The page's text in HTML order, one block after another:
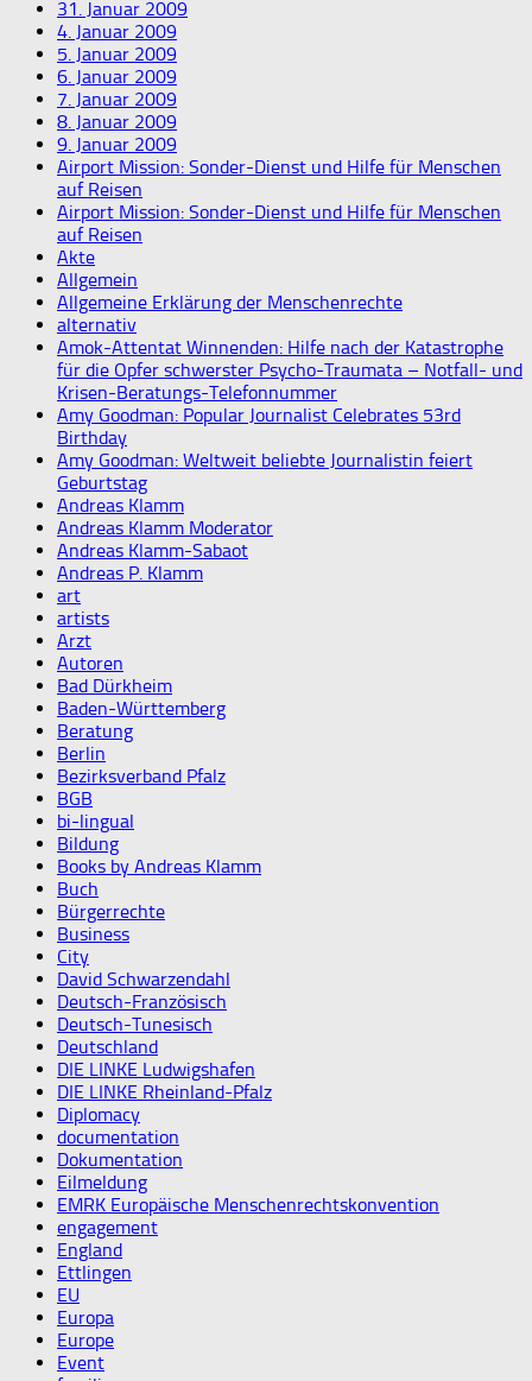
31. Januar 2009
4. Januar 2009
5. Januar 2009
6. Januar 2009
7. Januar 2009
8. Januar 2009
9. Januar 2009
Airport Mission: Sonder-Dienst und Hilfe für Menschen
auf Reisen
Airport Mission: Sonder-Dienst und Hilfe für Menschen
auf Reisen
Akte
Allgemein
Allgemeine Erklärung der Menschenrechte
alternativ
Amok-Attentat Winnenden: Hilfe nach der Katastrophe
für die Opfer schwerster Psycho-Traumata – Notfall- und
Krisen-Beratungs-Telefonnummer
Amy Goodman: Popular Journalist Celebrates 53rd
Birthday
Amy Goodman: Weltweit beliebte Journalistin feiert
Geburtstag
Andreas Klamm
Andreas Klamm Moderator
Andreas Klamm-Sabaot
Andreas P. Klamm
art
artists
Arzt
Autoren
Bad Dürkheim
Baden-Württemberg
Beratung
Berlin
Bezirksverband Pfalz
BGB
bi-lingual
Bildung
Books by Andreas Klamm
Buch
Bürgerrechte
Business
City
David Schwarzendahl
Deutsch-Französisch
Deutsch-Tunesisch
Deutschland
DIE LINKE Ludwigshafen
DIE LINKE Rheinland-Pfalz
Diplomacy
documentation
Dokumentation
Eilmeldung
EMRK Europäische Menschenrechtskonvention
engagement
England
Ettlingen
EU
Europa
Europe
Event